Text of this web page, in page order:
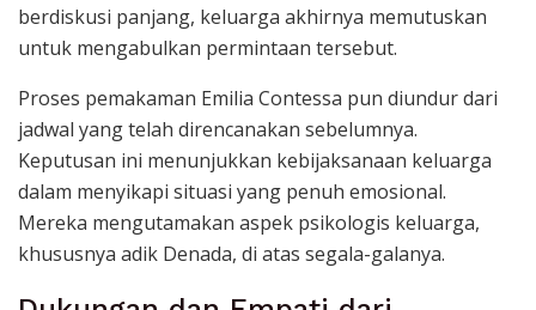
berdiskusi panjang, keluarga akhirnya memutuskan
untuk mengabulkan permintaan tersebut.
Proses pemakaman Emilia Contessa pun diundur dari
jadwal yang telah direncanakan sebelumnya.
Keputusan ini menunjukkan kebijaksanaan keluarga
dalam menyikapi situasi yang penuh emosional.
Mereka mengutamakan aspek psikologis keluarga,
khususnya adik Denada, di atas segala-galanya.